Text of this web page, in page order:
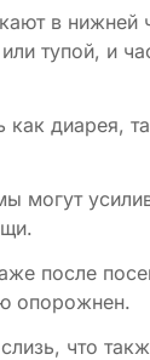
в нижней
тупой, и
как диарея,
могут
после
опорожнен.
что